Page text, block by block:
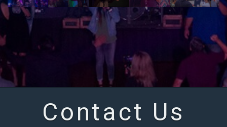
Contact Us